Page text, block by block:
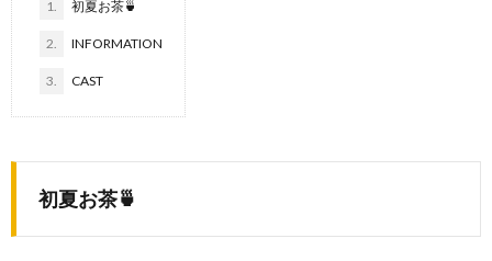
1. 初夏お茶🍵
2. INFORMATION
3. CAST
初夏お茶🍵